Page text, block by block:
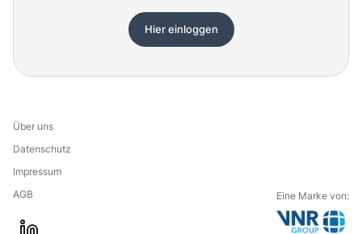
Hier einloggen
Über uns
Datenschutz
Impressum
AGB
Eine Marke von: